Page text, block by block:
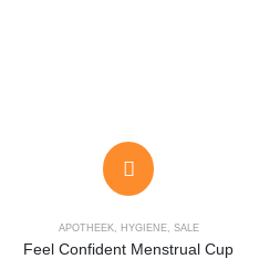
APOTHEEK HYGIENE, SALE
Feel Confident Menstrual Cup